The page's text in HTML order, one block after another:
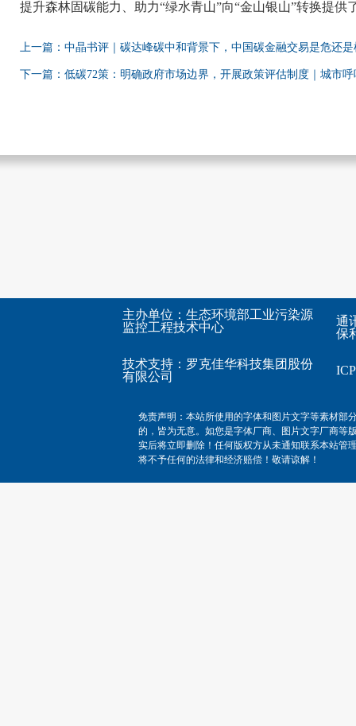
提升森林固碳能力、助力“绿水青山”向“金山银山”转换提供
上一篇：中晶书评｜碳达峰碳中和背景下，中国碳金融交易是危还是
下一篇：低碳72策：明确政府市场边界，开展政策评估制度｜城市呼
主办单位：生态环境部工业污染源
监控工程技术中心
技术支持： 罗克佳华科技集团股份
有限公司
通
保
免责声明：本站所使用的字体和图片文字等素材部
的，皆为无意。如您是字体厂商、图片文字厂商等
实后将立即删除！任何版权方从未通知联系本站管
将不予任何的法律和经济赔偿！敬请谅解！